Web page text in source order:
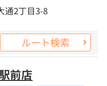
通2丁目3-8
ルート検索
前店